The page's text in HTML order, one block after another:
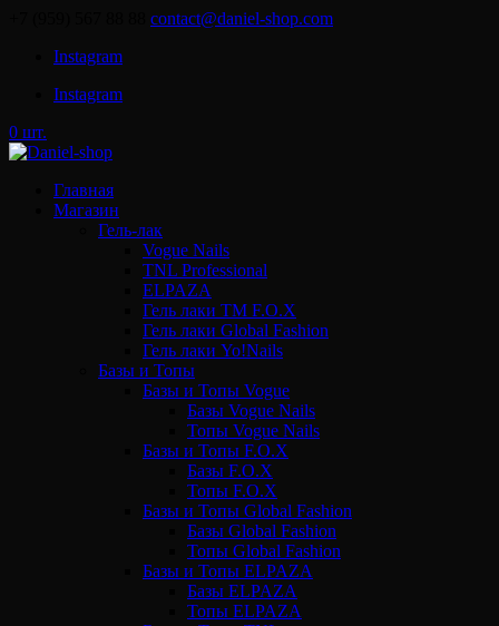
contact@daniel-shop.com
Instagram
Instagram
0 шт.
Главная
Магазин
Гель-лак
Vogue Nails
TNL Professional
ELPAZA
Гель лаки ТМ F.O.X
Гель лаки Global Fashion
Гель лаки Yo!Nails
Базы и Топы
Базы и Топы Vogue
Базы Vogue Nails
Топы Vogue Nails
Базы и Топы F.O.X
Базы F.O.X
Топы F.O.X
Базы и Топы Global Fashion
Базы Global Fashion
Топы Global Fashion
Базы и Топы ELPAZA
Базы ELPAZA
Топы ELPAZA